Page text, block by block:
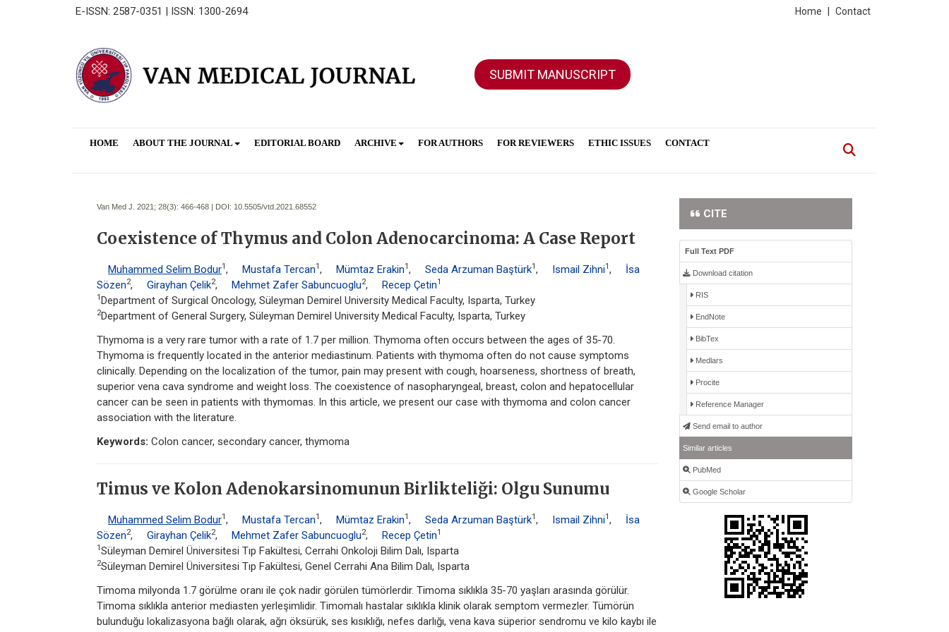
E-ISSN: 2587-0351 | ISSN: 1300-2694 Contact
Home
SUBMIT MANUSCRIPT
HOME ABOUT THE JOURNAL EDITORIAL BOARD ARCHIVE FOR AUTHORS FOR REVIEWERS ETHIC ISSUES CONTACT
Van Med J. 2021; 28(3): 466-468 | DOI: 10.5505/vtd.2021.68552
Coexistence of Thymus and Colon Adenocarcinoma: A Case Report
Muhammed Selim Bodur1 , Mustafa Tercan1 , Mümtaz Erakin1 , Seda Arzuman Baştürk1 , Ismail Zihni1 ,
İsa
Sözen2, Girayhan Çelik2, Mehmet Zafer Sabuncuoglu2, Recep Çetin1
1 Department of Surgical Oncology, Süleyman Demirel University Medical Faculty, Isparta, Turkey
2Department of General Surgery, Süleyman Demirel University Medical Faculty, Isparta, Turkey
Thymoma is a very rare tumor with a rate of 1.7 per million. Thymoma often occurs between the ages of 35-70.
Thymoma is frequently located in the anterior mediastinum. Patients with thymoma often do not cause symptoms
clinically. Depending on the localization of the tumor, pain may present with cough, hoarseness, shortness of breath,
superior vena cava syndrome and weight loss. The coexistence of nasopharyngeal, breast, colon and hepatocellular
cancer can be seen in patients with thymomas. In this article, we present our case with thymoma and colon cancer
association with the literature.
Keywords: Colon cancer, secondary cancer, thymoma
Timus ve Kolon Adenokarsinomunun Birlikteliği: Olgu Sunumu
Muhammed Selim Bodur1 , Mustafa Tercan1 , Mümtaz Erakin1 , Seda Arzuman Baştürk1 , Ismail Zihni1 ,
İsa
Sözen2, Girayhan Çelik2, Mehmet Zafer Sabuncuoglu2, Recep Çetin1
1 Süleyman Demirel Üniversitesi Tıp Fakültesi, Cerrahi Onkoloji Bilim Dalı, Isparta
2Süleyman Demirel Üniversitesi Tıp Fakültesi, Genel Cerrahi Ana Bilim Dalı, Isparta
Timoma milyonda 1.7 görülme oranı ile çok nadir görülen tümörlerdir. Timoma sıklıkla 35-70 yaşları arasında görülür.
Timoma sıklıkla anterior mediasten yerleşimlidir. Timomalı hastalar sıklıkla klinik olarak semptom vermezler. Tümörün
bulunduğu lokalizasyona bağlı olarak, ağrı öksürük, ses kısıklığı, nefes darlığı, vena kava süperior sendromu ve kilo kaybı ile
CITE
Full Text PDF
Download citation
RIS
EndNote
BibTex
Medlars
Procite
Reference Manager
Send email to author
Similar articles
PubMed
Google Scholar